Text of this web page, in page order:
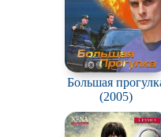
Большая
(2005)